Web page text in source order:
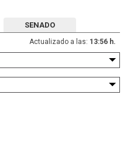
SENADO
Actualizado a las: 13:56 h.